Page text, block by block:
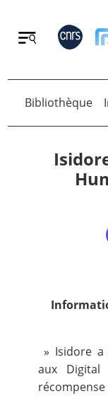
Retour
Nous suivre
Bibliothèque
» Isidore
aux